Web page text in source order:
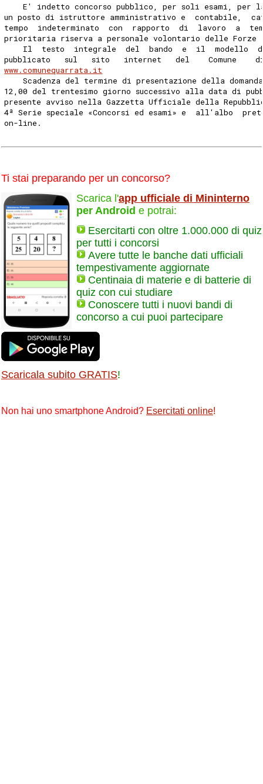
E' indetto concorso pubblico, per soli esami, per
un posto di istruttore amministrativo e  contabile,
tempo  indeterminato  con  rapporto  di  lavoro  a
prioritaria riserva a personale volontario delle Forze
Il  testo  integrale  del  bando  e  il  modello
pubblicato   sul   sito   internet   del    Comune
www.comunequarrata.it
Scadenza del termine di presentazione della
12,00 del trentesimo giorno successivo alla data di
presente avviso nella Gazzetta Ufficiale della
4ª Serie speciale «Concorsi ed esami» e  all'albo
on-line.
Ti stai preparando per un concorso?
Scarica l'app ufficiale di Mininterno
per Android e potrai:
Esercitarti con oltre 1.000.000 di quiz
per tutti i concorsi
Avere tutte le banche dati ufficiali
tempestivamente aggiornate
Centinaia di materie e di batterie di
quiz con cui studiare
Conoscere tutti i nuovi bandi di
concorso a cui puoi partecipare
Scaricala subito GRATIS!
Non hai uno smartphone Android? Esercitati online!